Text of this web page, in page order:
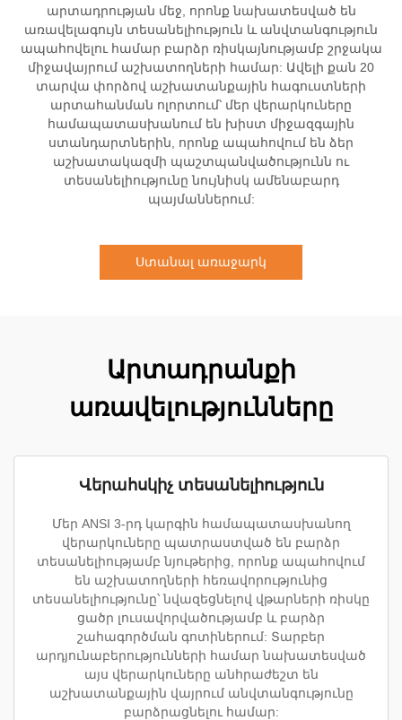
արտադրության մեջ, որոնք նախատեսված են
առավելագույն տեսանելիություն և անվտանգություն
ապահովելու համար բարձր ռիսկայնությամբ շրջակա
միջավայրում աշխատողների համար: Ավելի քան 20
տարվա փորձով աշխատանքային հագուստների
արտահանման ոլորտում՝ մեր վերարկուները
համապատասխանում են խիստ միջազգային
ստանդարտներին, որոնք ապահովում են ձեր
աշխատակազմի պաշտպանվածությունն ու
տեսանելիությունը նույնիսկ ամենաբարդ
պայմաններում:
Ստանալ առաջարկ
Արտադրանքի
առավելությունները
Վերահսկիչ տեսանելիություն
Մեր ANSI 3-րդ կարգին համապատասխանող
վերարկուները պատրաստված են բարձր
տեսանելիությամբ նյութերից, որոնք ապահովում
են աշխատողների հեռավորությունից
տեսանելիությունը՝ նվազեցնելով վթարների ռիսկը
ցածր լուսավորվածությամբ և բարձր
շահագործման գոտիներում: Տարբեր
արդյունաբերությունների համար նախատեսված
այս վերարկուները անհրաժեշտ են
աշխատանքային վայրում անվտանգությունը
բարձրացնելու համար: